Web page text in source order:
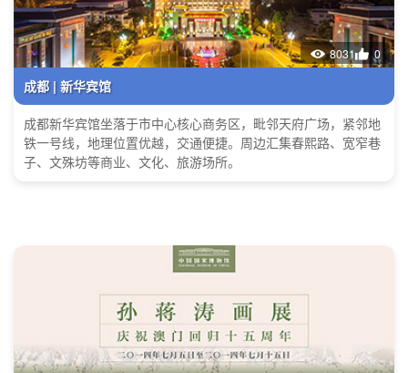
8031 0
成都 | 新华宾馆
成都新华宾馆坐落于市中心核心商务区，毗邻天府广场，紧邻地
铁一号线，地理位置优越，交通便捷。周边汇集春熙路、宽窄巷
子、文殊坊等商业、文化、旅游场所。